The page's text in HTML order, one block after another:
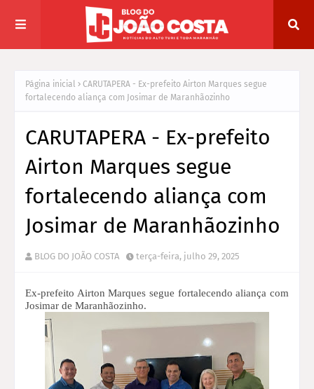
Página inicial
CARUTAPERA - Ex-prefeito Airton Marques segue
fortalecendo aliança com Josimar de Maranhãozinho
CARUTAPERA - Ex-prefeito
Airton Marques segue
fortalecendo aliança com
Josimar de Maranhãozinho
BLOG DO JOÃO COSTA terça-feira, julho 29, 2025
Ex-prefeito Airton Marques segue fortalecendo aliança com
Josimar de Maranhãozinho.